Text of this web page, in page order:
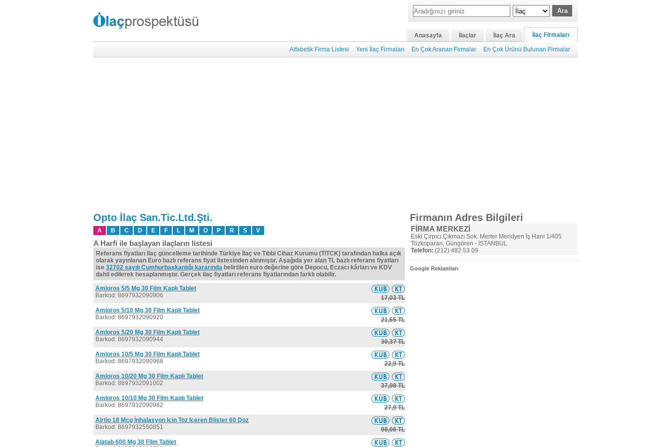
Anasayfa İlaçlar İlaç Ara İlaç Firmaları
Alfabetik Firma Listesi Yeni İlaç Firmaları En Çok Aranan Firmalar En Çok Ürünü Bulunan Firmalar
Opto İlaç San.Tic.Ltd.Şti.
A B C D E F L M O P R S V
A Harfi ile başlayan ilaçların listesi
Referans fiyatları ilaç güncelleme tarihinde Türkiye İlaç ve Tıbbi Cihaz Kurumu (TITCK) tarafından halka açık
olarak yayınlanan Euro bazlı referans fiyat listesinden alınmıştır. Aşağıda yer alan TL bazlı referans fiyatları
ise 32702 sayılı Cumhurbaşkanlığı kararında belirtilen euro değerine göre Depocu, Eczacı kârları ve KDV
dahil edilerek hesaplanmıştır. Gerçek ilaç fiyatları referans fiyatlarından farklı olabilir.
Amloros 5/5 Mg 30 Film Kaplı Tablet
Barkod: 8697932090906
17,03 TL
Amloros 5/10 Mg 30 Film Kaplı Tablet
Barkod: 8697932090920
21,65 TL
Amloros 5/20 Mg 30 Film Kaplı Tablet
Barkod: 8697932090944
30,37 TL
Amloros 10/5 Mg 30 Film Kaplı Tablet
Barkod: 8697932090968
22,9 TL
Amloros 10/20 Mg 30 Film Kaplı Tablet
Barkod: 8697932091002
37,08 TL
Amloros 10/10 Mg 30 Film Kaplı Tablet
Barkod: 8697932090982
27,9 TL
Airtio 18 Mcg İnhalasyon Icin Toz Iceren Blister 60 Doz
Barkod: 8697932550851
98,06 TL
Alatab 600 Mg 30 Film Tablet
Firmanın Adres Bilgileri
FİRMA MERKEZİ
Eski Çırpıcı Çıkmazı Sok. Merter Meridyen İş Hanı 1/405
Tozkoparan, Güngören - İSTANBUL
Telefon: (212) 482 53 09
Google Reklamları